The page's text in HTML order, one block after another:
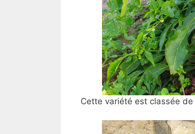
Cette variété est classée de